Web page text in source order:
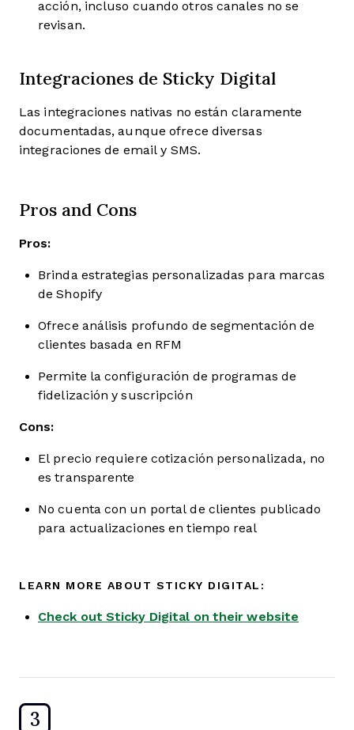
acción, incluso cuando otros canales no se
revisan.
Integraciones de Sticky Digital
Las integraciones nativas no están claramente
documentadas, aunque ofrece diversas
integraciones de email y SMS.
Pros and Cons
Pros:
Brinda estrategias personalizadas para marcas
de Shopify
Ofrece análisis profundo de segmentación de
clientes basada en RFM
Permite la configuración de programas de
fidelización y suscripción
Cons:
El precio requiere cotización personalizada, no
es transparente
No cuenta con un portal de clientes publicado
para actualizaciones en tiempo real
LEARN MORE ABOUT STICKY DIGITAL:
Check out Sticky Digital on their website
3